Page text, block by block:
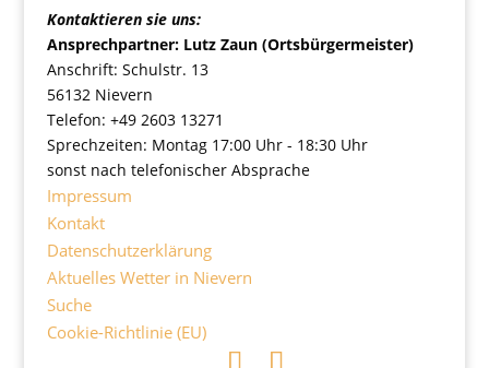
Kontaktieren sie uns:
Ansprechpartner: Lutz Zaun (Ortsbürgermeister)
Anschrift: Schulstr. 13
56132 Nievern
Telefon: +49 2603 13271
Sprechzeiten: Montag 17:00 Uhr - 18:30 Uhr
sonst nach telefonischer Absprache
Impressum
Kontakt
Datenschutzerklärung
Aktuelles Wetter in Nievern
Suche
Cookie-Richtlinie (EU)